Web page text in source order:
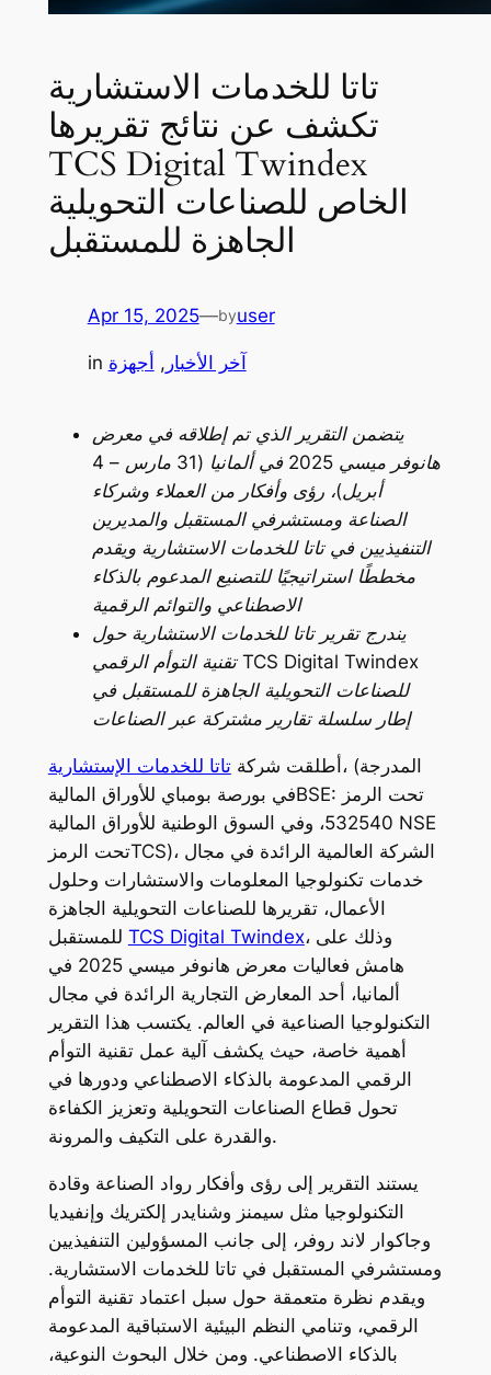
تاتا للخدمات الاستشارية
تكشف عن نتائج تقريرها
TCS Digital Twindex
الخاص للصناعات التحويلية
الجاهزة للمستقبل
Apr 15, 2025—byuser
in آخر الأخبار , أجهزة
يتضمن التقرير الذي تم إطلاقه في معرض
هانوفر ميسي 2025 في ألمانيا (31 مارس – 4
أبريل)، رؤى وأفكار من العملاء وشركاء
الصناعة ومستشرفي المستقبل والمديرين
التنفيذيين في تاتا للخدمات الاستشارية ويقدم
مخططًا استراتيجيًا للتصنيع المدعوم بالذكاء
الاصطناعي والتوائم الرقمية
يندرج تقرير تاتا للخدمات الاستشارية حول
تقنية التوأم الرقمي TCS Digital Twindex
للصناعات التحويلية الجاهزة للمستقبل في
إطار سلسلة تقارير مشتركة عبر الصناعات
أطلقت شركةتاتا للخدمات الإستشارية
، (المدرجة
في بورصة بومباي للأوراق الماليةBSE: تحت الرمز
532540، وفي السوق الوطنية للأوراق المالية NSE
تحت الرمزTCS)، الشركة العالمية الرائدة في مجال
خدمات تكنولوجيا المعلومات والاستشارات وحلول
الأعمال، تقريرها للصناعات التحويلية الجاهزة
TCS Digital Twindex، وذلك على
هامش فعاليات معرض هانوفر ميسي 2025 في
ألمانيا، أحد المعارض التجارية الرائدة في مجال
التكنولوجيا الصناعية في العالم. يكتسب هذا التقرير
أهمية خاصة، حيث يكشف آلية عمل تقنية التوأم
الرقمي المدعومة بالذكاء الاصطناعي ودورها في
تحول قطاع الصناعات التحويلية وتعزيز الكفاءة
والقدرة على التكيف والمرونة.
يستند التقرير إلى رؤى وأفكار رواد الصناعة وقادة
التكنولوجيا مثل سيمنز وشنايدر إلكتريك وإنفيديا
وجاكوار لاند روفر، إلى جانب المسؤولين التنفيذيين
ومستشرفي المستقبل في تاتا للخدمات الاستشارية.
ويقدم نظرة متعمقة حول سبل اعتماد تقنية التوأم
الرقمي، وتنامي النظم البيئية الاستباقية المدعومة
بالذكاء الاصطناعي. ومن خلال البحوث النوعية،